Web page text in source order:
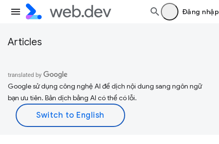
Đăng nhập
Articles
Google sử dụng công nghệ AI để dịch nội dung sang ngôn ngữ
bạn ưu tiên. Bản dịch bằng AI có thể có lỗi.